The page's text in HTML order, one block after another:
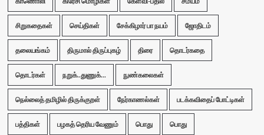
சிறுகதைகள் செய்திகள் சேக்கிழார் பா நயம் ஜோதிடம்
தலையங்கம் திருமால் திருப்புகழ் திரை தொடர்கதை
தொடர்கள் நறுக்..துணுக்... நுண்கலைகள்
நெல்லைத் தமிழில் திருக்குறள் நேர்காணல்கள் படக்கவிதைப் போட்டிகள்
பத்திகள் பழகத் தெரிய வேணும் பொது பொது